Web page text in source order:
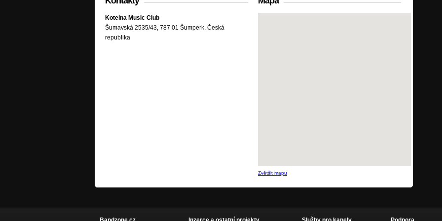
Kotelna Music Club
Šumavská 2535/43, 787 01 Šumperk, Česká
republika
Zvětšit mapu